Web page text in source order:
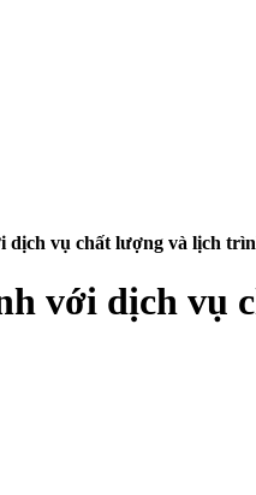
dịch vụ chất lượng và lịch
với dịch